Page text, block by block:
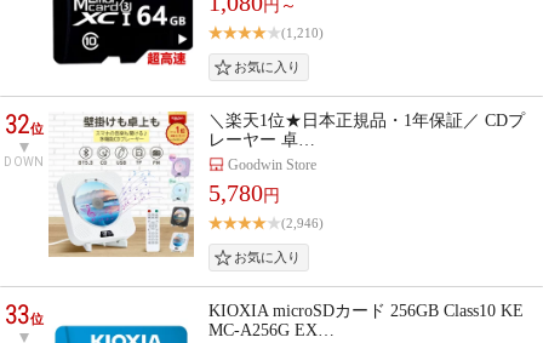
円～
(1,210)
32位
DOWN
＼楽天1位★日本正規品・1年保証／ CDプ
レーヤー 卓…
Goodwin Store
5,780円
(2,946)
33位
KIOXIA microSDカード 256GB Class10 KE
MC-A256G EX…